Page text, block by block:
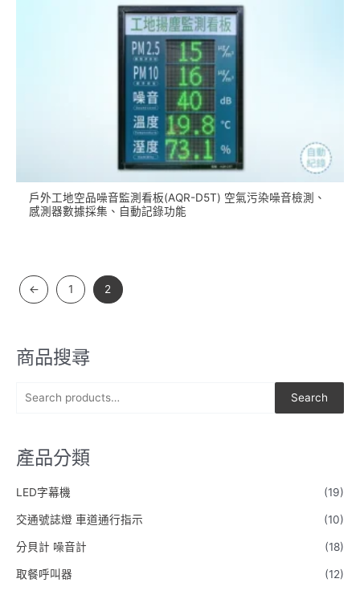
商品搜尋
r
h
f
o
Search
產品分類
LED字幕機 (19)
交通號誌燈 車道通行指示 (10)
分貝計 噪音計 (18)
取餐呼叫器 (12)
戶外工地空品噪音監測看板(AQR-D5T) 空氣污染噪音檢測、
感測器數據採集、自動記錄功能
← 1 2